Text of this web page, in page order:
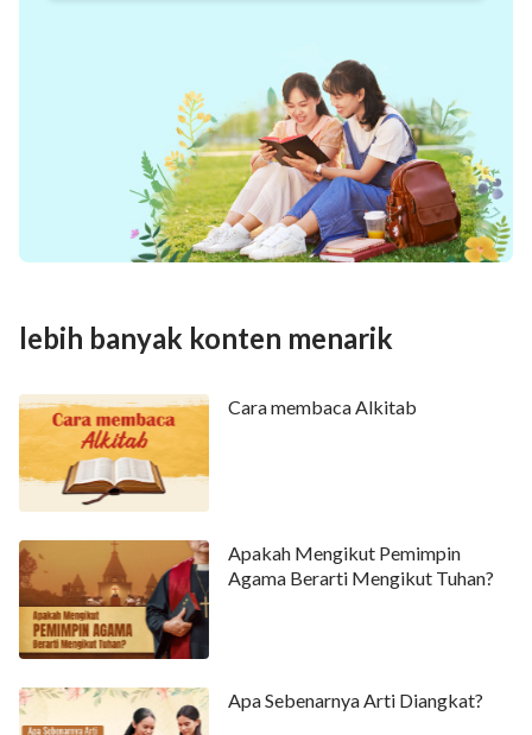
lebih banyak konten menarik
Cara membaca Alkitab
Apakah Mengikut Pemimpin
Agama Berarti Mengikut Tuhan?
Apa Sebenarnya Arti Diangkat?